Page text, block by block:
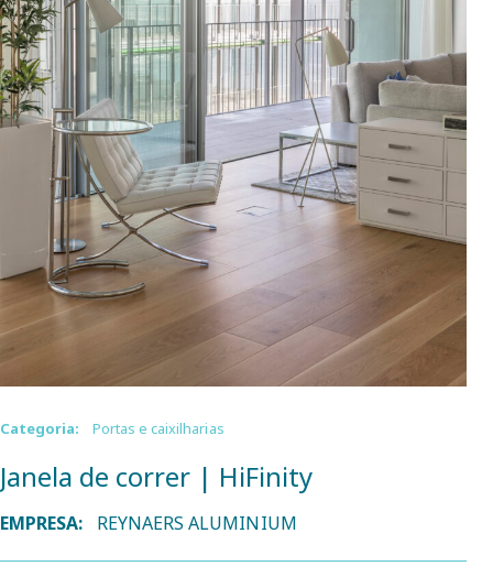
Categoria: Portas e caixilharias
Janela de correr | HiFinity
EMPRESA: REYNAERS ALUMINIUM